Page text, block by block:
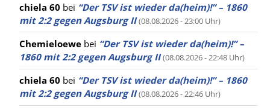
chiela 60 bei “Der TSV ist wieder da(heim)!” – 1860
mit 2:2 gegen Augsburg II (08.08.2026 - 23:00 Uhr)
Chemieloewe bei “Der TSV ist wieder da(heim)!” –
1860 mit 2:2 gegen Augsburg II (08.08.2026 - 22:48 Uhr)
chiela 60 bei “Der TSV ist wieder da(heim)!” – 1860
mit 2:2 gegen Augsburg II (08.08.2026 - 22:46 Uhr)